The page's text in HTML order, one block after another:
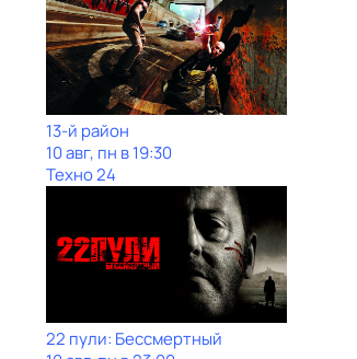
13-й район
10 авг, пн в 19:30
Техно 24
22 пули: Бессмертный